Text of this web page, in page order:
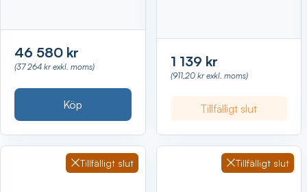
46 580 kr
(37 264 kr exkl. moms)
Köp
1 139 kr
(911,20 kr exkl. moms)
Tillfälligt slut
Tillfälligt slut Tillfälligt slut